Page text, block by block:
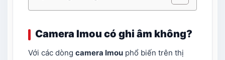
Camera Imou có ghi âm không?
Với các dòng camera Imou phổ biến trên thị